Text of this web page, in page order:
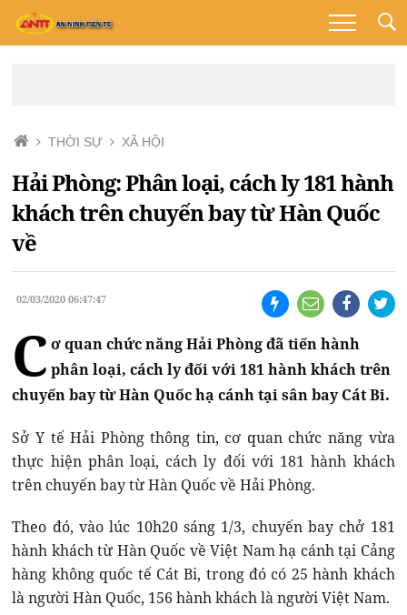
THỜI SỰ XÃ HỘI
Hải Phòng: Phân loại, cách ly 181 hành
khách trên chuyến bay từ Hàn Quốc
về
02/03/2020 06:47:47
C ơ quan chức năng Hải Phòng đã tiến hành
phân loại, cách ly đối với 181 hành khách trên
chuyến bay từ Hàn Quốc hạ cánh tại sân bay Cát Bi.
Sở Y tế Hải Phòng thông tin, cơ quan chức năng vừa
thực hiện phân loại, cách ly đối với 181 hành khách
trên chuyến bay từ Hàn Quốc về Hải Phòng.
Theo đó, vào lúc 10h20 sáng 1/3, chuyến bay chở 181
hành khách từ Hàn Quốc về Việt Nam hạ cánh tại Cảng
hàng không quốc tế Cát Bi, trong đó có 25 hành khách
là người Hàn Quốc, 156 hành khách là người Việt Nam.